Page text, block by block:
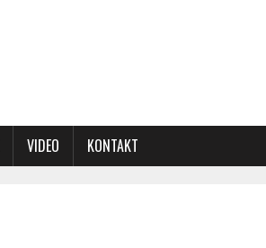
VIDEO KONTAKT